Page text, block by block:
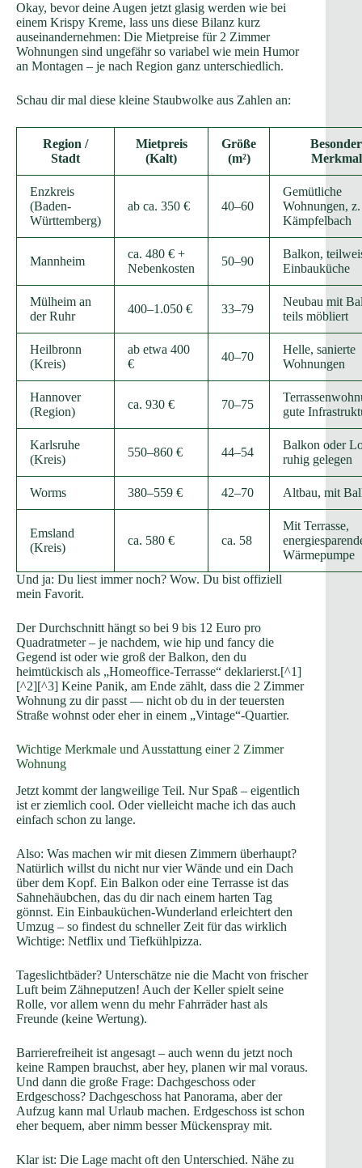
Okay, bevor deine Augen jetzt glasig werden wie bei
einem Krispy Kreme, lass uns diese Bilanz kurz
auseinandernehmen: Die Mietpreise für 2 Zimmer
Wohnungen sind ungefähr so variabel wie mein Humor
an Montagen – je nach Region ganz unterschiedlich.
Schau dir mal diese kleine Staubwolke aus Zahlen an:
Region /
Stadt
Mietpreis
(Kalt)
Größe
(m²)
Enzkreis
(Baden-
Württemberg)
ab ca. 350 € 40–60
Gemütliche
Wohnungen,
Kämpfelbach
Mannheim
ca. 480 € +
Nebenkosten
50–90
Balkon,
Einbauküche
Mülheim an
der Ruhr
400–1.050 € 33–79
Neubau mit
teils möbliert
Heilbronn
(Kreis)
ab etwa 400
€
40–70
Helle, sanierte
Wohnungen
Hannover
(Region)
ca. 930 € 70–75
gute
Karlsruhe
(Kreis)
550–860 € 44–54
Balkon oder
ruhig gelegen
Worms 380–559 € 42–70 Altbau, mit
Emsland
(Kreis)
ca. 580 € ca. 58
Mit Terrasse,
Wärmepumpe
Und ja: Du liest immer noch? Wow. Du bist offiziell
mein Favorit.
Der Durchschnitt hängt so bei 9 bis 12 Euro pro
Quadratmeter – je nachdem, wie hip und fancy die
Gegend ist oder wie groß der Balkon, den du
heimtückisch als „Homeoffice-Terrasse“ deklarierst.[^1]
[^2][^3] Keine Panik, am Ende zählt, dass die 2 Zimmer
Wohnung zu dir passt — nicht ob du in der teuersten
Straße wohnst oder eher in einem „Vintage“-Quartier.
Wichtige Merkmale und Ausstattung einer 2 Zimmer
Wohnung
Jetzt kommt der langweilige Teil. Nur Spaß – eigentlich
ist er ziemlich cool. Oder vielleicht mache ich das auch
einfach schon zu lange.
Also: Was machen wir mit diesen Zimmern überhaupt?
Natürlich willst du nicht nur vier Wände und ein Dach
über dem Kopf. Ein Balkon oder eine Terrasse ist das
Sahnehäubchen, das du dir nach einem harten Tag
gönnst. Ein Einbauküchen-Wunderland erleichtert den
Umzug – so findest du schneller Zeit für das wirklich
Wichtige: Netflix und Tiefkühlpizza.
Tageslichtbäder? Unterschätze nie die Macht von frischer
Luft beim Zähneputzen! Auch der Keller spielt seine
Rolle, vor allem wenn du mehr Fahrräder hast als
Freunde (keine Wertung).
Barrierefreiheit ist angesagt – auch wenn du jetzt noch
keine Rampen brauchst, aber hey, planen wir mal voraus.
Und dann die große Frage: Dachgeschoss oder
Erdgeschoss? Dachgeschoss hat Panorama, aber der
Aufzug kann mal Urlaub machen. Erdgeschoss ist schon
eher bequem, aber nimm besser Mückenspray mit.
Klar ist: Die Lage macht oft den Unterschied. Nähe zu